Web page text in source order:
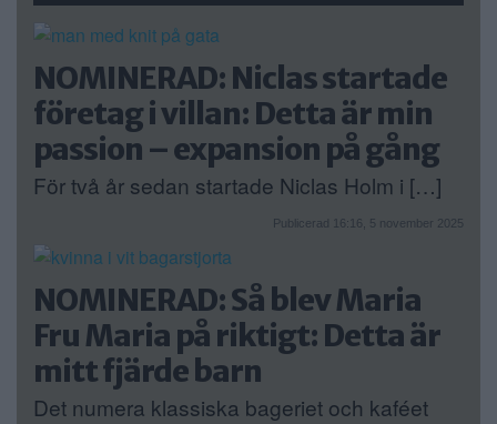
NOMINERAD: Niclas startade
företag i villan: Detta är min
passion – expansion på gång
För två år sedan startade Niclas Holm i […]
Publicerad 16:16, 5 november 2025
NOMINERAD: Så blev Maria
Fru Maria på riktigt: Detta är
mitt fjärde barn
Det numera klassiska bageriet och kaféet